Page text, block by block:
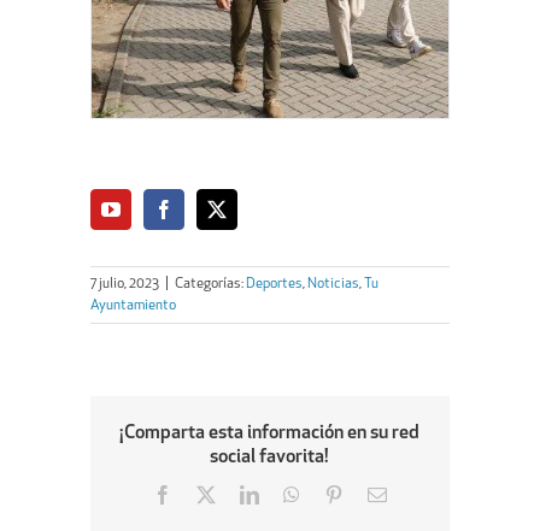
7 julio, 2023 Categorías: Deportes, Noticias,
Tu
Ayuntamiento
¡Comparta esta información en su red
social favorita!
Facebook
LinkedInWhatsApp
PinterestEmail